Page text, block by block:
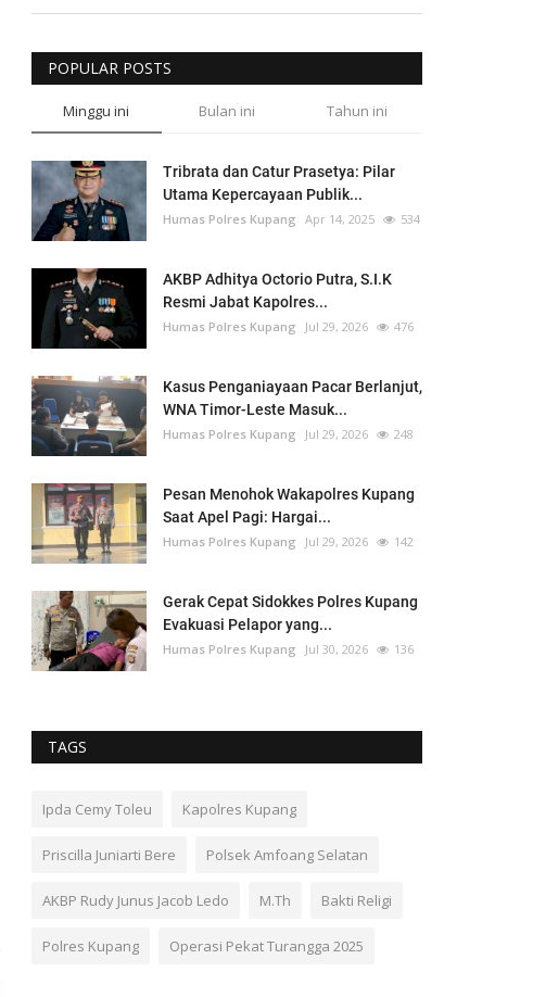
POPULAR POSTS
Minggu ini Bulan ini Tahun ini
Tribrata dan Catur Prasetya: Pilar
Utama Kepercayaan Publik...
Humas Polres Kupang Apr 14, 2025 534
AKBP Adhitya Octorio Putra, S.I.K
Resmi Jabat Kapolres...
Humas Polres Kupang Jul 29, 2026 476
Kasus Penganiayaan Pacar Berlanjut,
WNA Timor-Leste Masuk...
Humas Polres Kupang Jul 29, 2026 248
Pesan Menohok Wakapolres Kupang
Saat Apel Pagi: Hargai...
Humas Polres Kupang Jul 29, 2026 142
Gerak Cepat Sidokkes Polres Kupang
Evakuasi Pelapor yang...
Humas Polres Kupang Jul 30, 2026 136
TAGS
Ipda Cemy Toleu Kapolres Kupang
Priscilla Juniarti Bere Polsek Amfoang Selatan
AKBP Rudy Junus Jacob Ledo M.Th Bakti Religi
Polres Kupang Operasi Pekat Turangga 2025